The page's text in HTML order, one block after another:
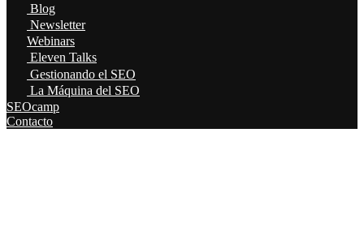
Blog
Newsletter
Webinars
Eleven Talks
Gestionando el SEO
La Máquina del SEO
SEOcamp
Contacto